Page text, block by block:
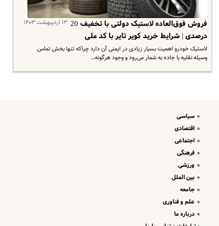
۱۳ اردیبهشت ۱۴۰۳ فروش فوق‌العاده لاستیک دولتی با تخفیف 20
درصدی | شرایط خرید کویر تایر با کد ملی
لاستیک خودرو اهمیت بسیار زیادی در ایمنی آن دارد چراکه تنها بخش تماس
وسیله نقلیه با جاده به شمار می‌رود و وجود هرگونه…
سیاسی
اقتصادی
اجتماعی
فرهنگی
ورزشی
بین الملل
جامعه
علم و فناوری
درباره ما